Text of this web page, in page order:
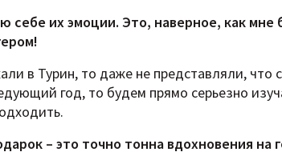
себе их эмоции. Это, наверное, как мне
в Турин, то даже не представляли, что
год, то будем прямо серьезно
– это точно тонна вдохновения на